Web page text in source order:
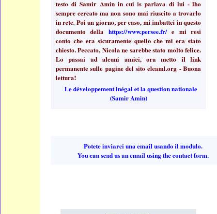
testo di Samir Amin in cui is parlava di lui - lho
sempre cercato ma non sono mai riuscito a trovarlo
in rete. Poi un giorno, per caso, mi imbattei in questo
documento della https://www.persee.fr/e mi resi
conto che era sicuramente quello che mi era stato
chiesto. Peccato, Nicola ne sarebbe stato molto felice.
Lo passai ad alcuni amici, ora metto il link
permanente sulle pagine del sito eleaml.org - Buona
lettura!
Le développement inégal et la question nationale
(Samir Amin)
Potete inviarci una email usando il modulo.
You can send us an email using the contact form.